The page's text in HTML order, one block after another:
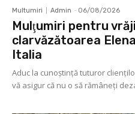
Multumiri Admin - 06/08/2026
Mulţumiri pentru
clarvăzătoarea
Italia
Aduc la cunoştinţă tuturor
vă asigur că nu o să rămâneţi